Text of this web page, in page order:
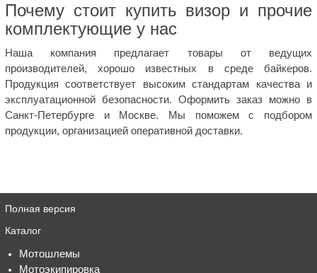
Почему стоит купить визор и прочие
комплектующие у нас
Наша компания предлагает товары от ведущих
производителей, хорошо известных в среде байкеров.
Продукция соответствует высоким стандартам качества и
эксплуатационной безопасности. Оформить заказ можно в
Санкт-Петербурге и Москве. Мы поможем с подбором
продукции, организацией оперативной доставки.
Полная версия
Каталог
Мотошлемы
Мотоэкипировка